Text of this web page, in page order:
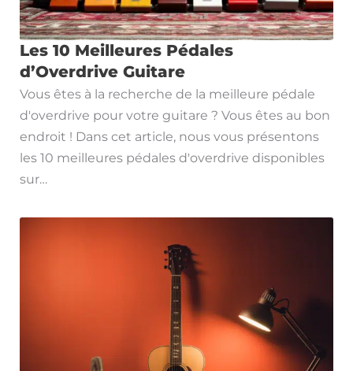
Les 10 Meilleures Pédales
d’Overdrive Guitare
Vous êtes à la recherche de la meilleure pédale
d'overdrive pour votre guitare ? Vous êtes au bon
endroit ! Dans cet article, nous vous présentons
les 10 meilleures pédales d'overdrive disponibles
sur…